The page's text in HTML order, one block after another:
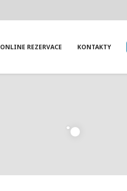
ONLINE REZERVACE KONTAKTY